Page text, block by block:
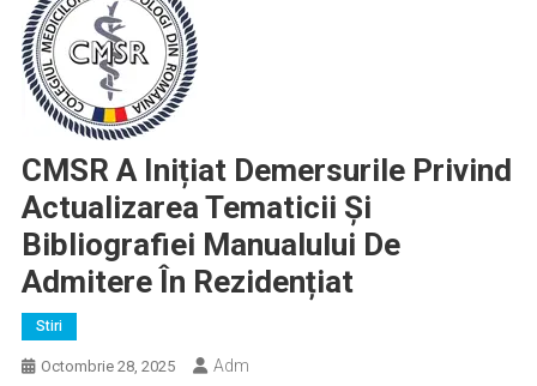
CMSR A Inițiat Demersurile Privind
Actualizarea Tematicii Și
Bibliografiei Manualului De
Admitere În Rezidențiat
Stiri
Octombrie 28, 2025 Adm